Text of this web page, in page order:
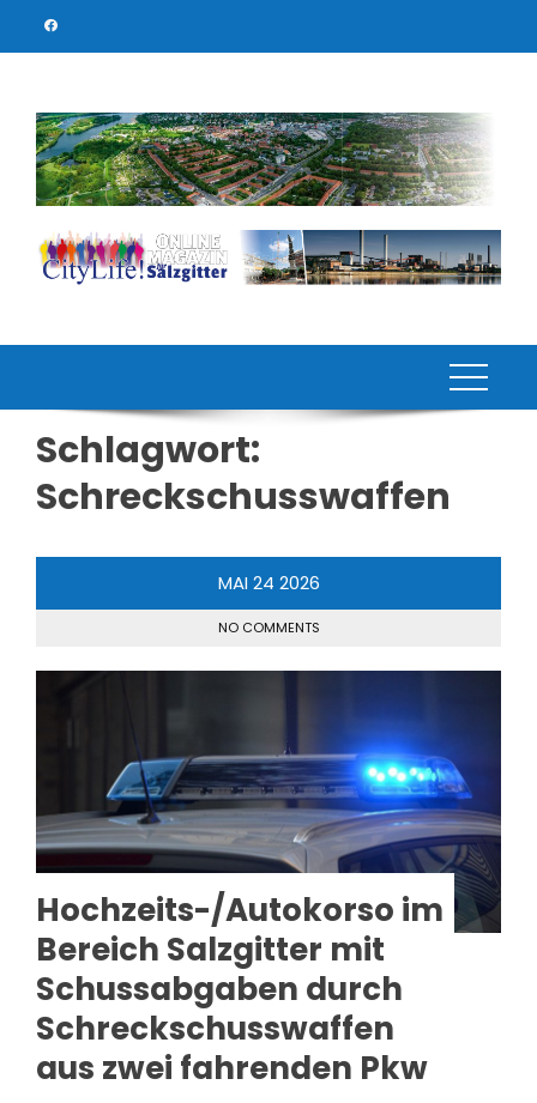
Schlagwort:
Schreckschusswaffen
MAI 24 2026
NO COMMENTS
Hochzeits-/Autokorso im
Bereich Salzgitter mit
Schussabgaben durch
Schreckschusswaffen
aus zwei fahrenden Pkw